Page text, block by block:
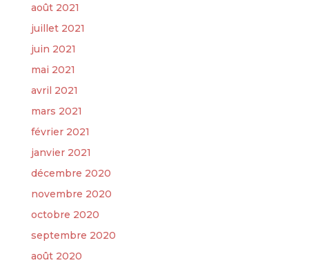
août 2021
juillet 2021
juin 2021
mai 2021
avril 2021
mars 2021
février 2021
janvier 2021
décembre 2020
novembre 2020
octobre 2020
septembre 2020
août 2020